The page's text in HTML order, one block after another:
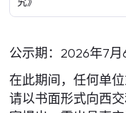
公示期：2026年7月
在此期间，任何单
请以书面形式向西